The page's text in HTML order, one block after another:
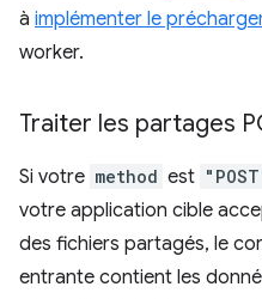
à implémenter le
worker.
Traiter les partages
Si votre method est
votre application cible
des fichiers partagés, le
entrante contient les